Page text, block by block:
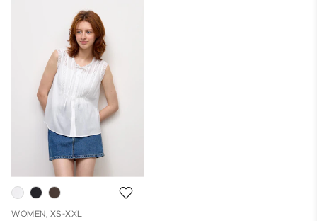
WOMEN, XS-XXL